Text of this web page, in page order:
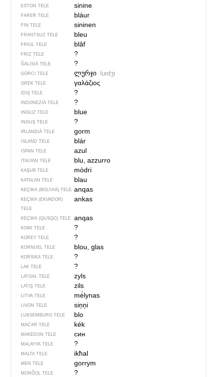
ESTON TELE sinine
FARER TELE bláur
FIN TELE sininen
FRANTSUZ TELE bleu
FRIUL TELE blâf
FRIZ TELE ?
ĞALISIÄ TELE ?
GÖRCI TELE ლურჯი lurdʒi
GREK TELE γαλάζιος
IDIŞ TELE ?
INDONEZIÄ TELE ?
INGLIZ TELE blue
INGUŞ TELE ?
IRLANDIÄ TELE gorm
ISLAND TELE blár
ISPAN TELE azul
ITALYAN TELE blu, azzurro
KAŞUB TELE mòdri
KATALAN TELE blau
KEÇWA (BOLIVIÄ) TELE anqas
KEÇWA (EKVADOR)
TELE
ankas
KEÇWA (QUSQO) TELE anqas
KOMI TELE ?
KOREY TELE ?
KORNUEL TELE blou, glas
KORSIKA TELE ?
LAK TELE ?
LATGAL TELE zyls
LATIŞ TELE zils
LITVA TELE mė́lynas
LIVON TELE siņņi
LUKSEMBURG TELE blo
MACAR TELE kék
MAKEDON TELE син
MALAYYA TELE ?
MALTA TELE ikħal
MEN TELE gorrym
MONĞOL TELE ?